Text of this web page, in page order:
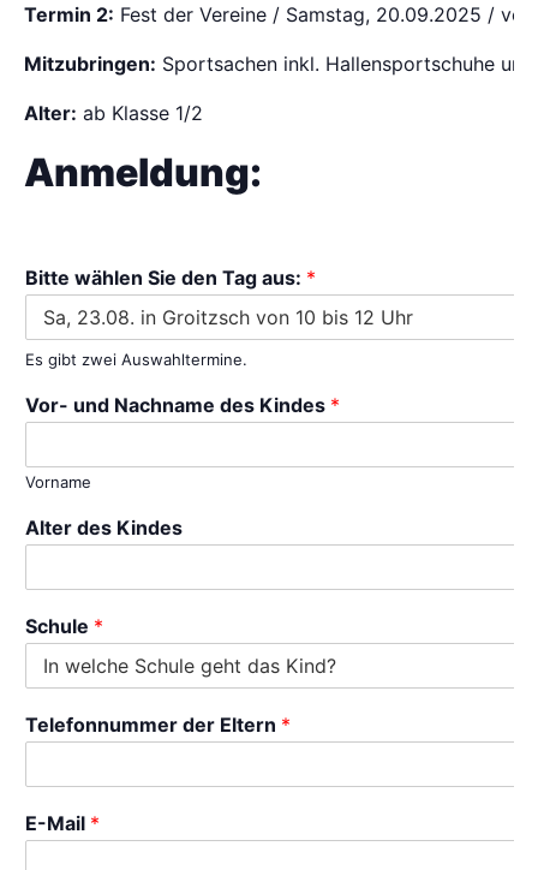
Termin 2: Fest der Vereine / Samstag, 20.09.2025 /
Mitzubringen: Sportsachen inkl. Hallensportschuhe
Alter: ab Klasse 1/2
Anmeldung:
Bitte wählen Sie den Tag aus: *
Es gibt zwei Auswahltermine.
Vor- und Nachname des Kindes *
Vorname
Alter des Kindes
Schule *
Telefonnummer der Eltern *
E-Mail *